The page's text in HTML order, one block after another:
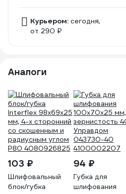
Курьером: сегодня,
от 290 ₽
Аналоги
103 ₽
Шлифовальный
блок/губка
94 ₽
Губка для
шлифования